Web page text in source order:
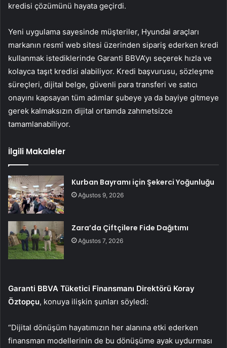
kredisi çözümünü hayata geçirdi.
Yeni uygulama sayesinde müşteriler, Hyundai araçları
markanın resmî web sitesi üzerinden sipariş ederken kredi
kullanmak istediklerinde Garanti BBVA’yı seçerek hızla ve
kolayca taşıt kredisi alabiliyor. Kredi başvurusu, sözleşme
süreçleri, dijital belge, güvenli para transferi ve satıcı
onayını kapsayan tüm adımlar şubeye ya da bayiye gitmeye
gerek kalmaksızın dijital ortamda zahmetsizce
tamamlanabiliyor.
İlgili Makaleler
Kurban Bayramı için Şekerci Yoğunluğu
Ağustos 9, 2026
Zara’da Çiftçilere Fide Dağıtımı
Ağustos 7, 2026
Garanti BBVA Tüketici Finansmanı Direktörü Koray
Öztopçu, konuya ilişkin şunları söyledi:
“Dijital dönüşüm hayatımızın her alanına etki ederken
finansman modellerinin de bu dönüşüme ayak uydurması